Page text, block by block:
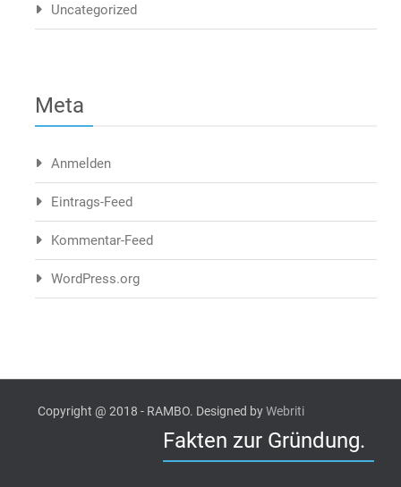
Uncategorized
Meta
Anmelden
Eintrags-Feed
Kommentar-Feed
WordPress.org
Copyright @ 2018 - RAMBO. Designed byWebriti
Fakten zur Gründung.